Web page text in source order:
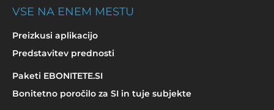
VSE NA ENEM MESTU
Preizkusi aplikacijo
Predstavitev prednosti
Paketi EBONITETE.SI
Bonitetno poročilo za SI in tuje subjekte